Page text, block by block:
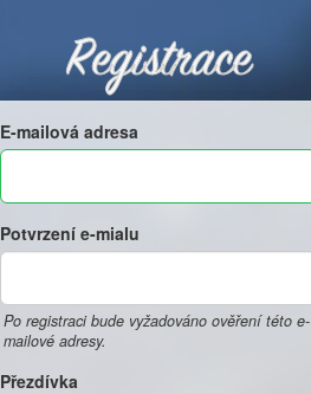
Registrace
E-mailová adresa
Potvrzení e-mialu
Po registraci bude vyžadováno ověření této e-
mailové adresy.
Přezdívka